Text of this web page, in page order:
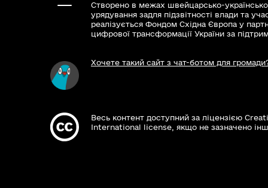
Створено в межах швейцарсько-
урядування задля підзвітності влади та
реалізується Фондом Східна Європа у
цифрової трансформації України за
Хочете такий сайт з чат-ботом для
Весь контент доступний за ліцензією
International license, якщо не зазначено